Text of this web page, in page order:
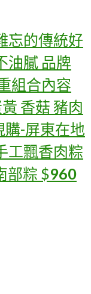
忘的傳統好
油膩 品牌
組合內容
香菇 豬肉
購-屏東在地
工飄香肉粽
部粽 $960